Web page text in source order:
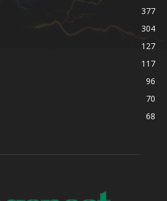
377
304
127
117
96
70
68